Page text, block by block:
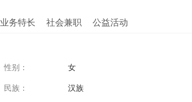
业务特长 社会兼职 公益活动
性别：
女
民族：
汉族